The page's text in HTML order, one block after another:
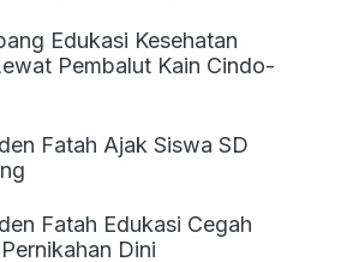
Edukasi Kesehatan
Pembalut Kain Cindo-
Fatah Ajak Siswa SD
Fatah Edukasi Cegah
Dini